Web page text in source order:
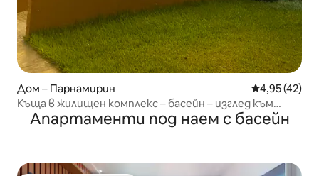
Дом – Парнамирин Средна
4,95 (42)
Къща в жилищен комплекс – басейн – изглед към
морето в Котовелу
Апартаменти под наем с басейн